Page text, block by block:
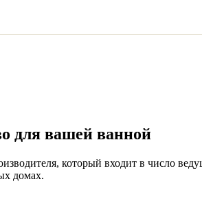
для вашей ванной
который входит в число
домах.